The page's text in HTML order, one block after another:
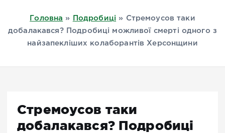
Головна » Подробиці »
Стремоусов таки
добалакався? Подробиці можливої смерті одного з
найзапекліших колаборантів Херсонщини
Стремоусов таки
добалакався? Подробиці